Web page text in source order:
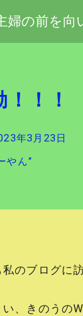
婦の前を向
！！
年3月23日
やん”
のブログに
い、きのうの